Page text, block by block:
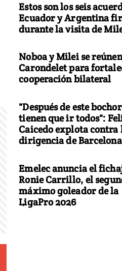
Estos son los seis
Ecuador y Argentina
durante la visita de
Noboa y Milei se
Carondelet para
cooperación bilateral
"Después de este
tienen que ir todos":
Caicedo explota contra
dirigencia de Barcelona
Emelec anuncia el
Ronie Carrillo, el
máximo goleador de la
LigaPro 2026